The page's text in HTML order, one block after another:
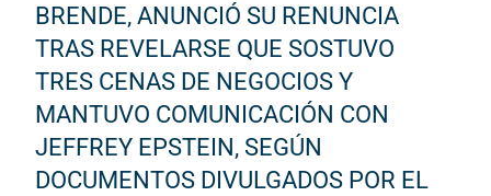
BRENDE, ANUNCIÓ SU RENUNCIA
TRAS REVELARSE QUE SOSTUVO
TRES CENAS DE NEGOCIOS Y
MANTUVO COMUNICACIÓN CON
JEFFREY EPSTEIN, SEGÚN
DOCUMENTOS DIVULGADOS POR EL